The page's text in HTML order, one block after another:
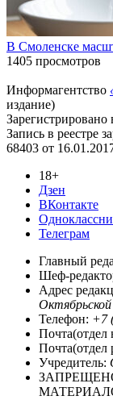
В Смоленске
1405 просмотров
Информагентство
издание)
Зарегистрировано
Запись в
68403 от
18+
Дзен
ВКонтакте
Телеграм
Главный
Шеф-
Адрес
Телефон: +7
Почта(отдел
Почта(отдел
Учредитель: